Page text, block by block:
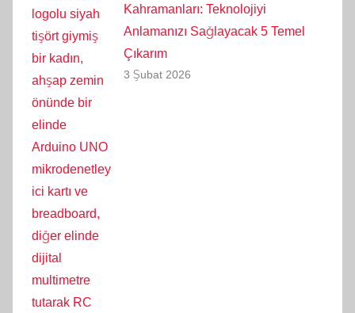
Kahramanları: Teknolojiyi
Anlamanızı Sağlayacak 5 Temel
Çıkarım
3 Şubat 2026